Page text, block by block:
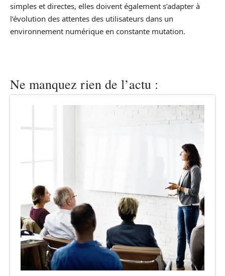
simples et directes, elles doivent également s’adapter à
l’évolution des attentes des utilisateurs dans un
environnement numérique en constante mutation.
Ne manquez rien de l’actu :